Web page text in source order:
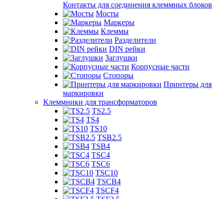
Контакты для соединения клеммных блоков
Мосты
Маркеры
Клеммы
Разделители
DIN рейки
Заглушки
Корпусные части
Стопоры
Принтеры для
маркировки
Клеммники для трансформаторов
TS2.5
TS4
TS10
TSB2.5
TSB4
TSC4
TSC6
TSC10
TSCB4
TSCF4